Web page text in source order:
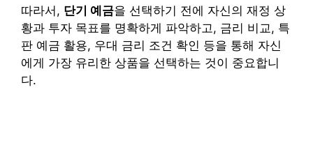
따라서, 단기 예금을 선택하기 전에 자신의 재정 상
황과 투자 목표를 명확하게 파악하고, 금리 비교, 특
판 예금 활용, 우대 금리 조건 확인 등을 통해 자신
에게 가장 유리한 상품을 선택하는 것이 중요합니
다.